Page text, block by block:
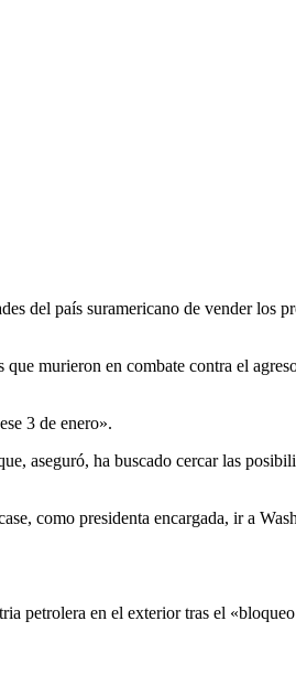
del país suramericano de vender los
murieron en combate contra el
3 de enero».
aseguró, ha buscado cercar las
como presidenta encargada, ir a
petrolera en el exterior tras el